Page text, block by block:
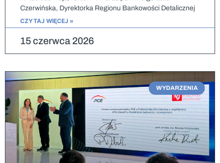
Czerwińska, Dyrektorka Regionu Bankowości Detalicznej
CZYTAJ WIĘCEJ »
15 czerwca 2026
WYDARZENIA